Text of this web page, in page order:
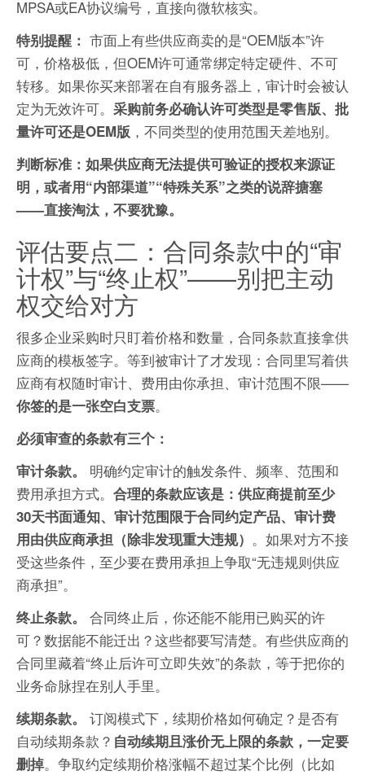
MPSA或EA协议编号，直接向微软核实。
特别提醒： 市面上有些供应商卖的是“OEM版本”许
可，价格极低，但OEM许可通常绑定特定硬件、不可
转移。如果你买来部署在自有服务器上，审计时会被认
定为无效许可。 采购前务必确认许可类型是零售版、批
量许可还是OEM版 ，不同类型的使用范围天差地别。
判断标准：如果供应商无法提供可验证的授权来源证
明，或者用“内部渠道”“特殊关系”之类的说辞搪塞
——直接淘汰，不要犹豫。
评估要点二：合同条款中的“审
计权”与“终止权”——别把主动
权交给对方
很多企业采购时只盯着价格和数量，合同条款直接拿供
应商的模板签字。等到被审计了才发现：合同里写着供
应商有权随时审计、费用由你承担、审计范围不限——
你签的是一张空白支票。
必须审查的条款有三个：
审计条款。
明确约定审计的触发条件、频率、范围和
费用承担方式。 合理的条款应该是：供应商提前至少
30天书面通知、审计范围限于合同约定产品、审计费
用由供应商承担（除非发现重大违规） 。如果对方不接
受这些条件，至少要在费用承担上争取“无违规则供应
商承担”。
终止条款。
合同终止后，你还能不能用已购买的许
可？数据能不能迁出？这些都要写清楚。有些供应商的
合同里藏着“终止后许可立即失效”的条款，等于把你的
业务命脉捏在别人手里。
续期条款。
订阅模式下，续期价格如何确定？是否有
自动续期条款？ 自动续期且涨价无上限的条款，一定要
删掉。争取约定续期价格涨幅不超过某个比例（比如